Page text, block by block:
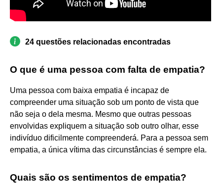
24 questões relacionadas encontradas
O que é uma pessoa com falta de empatia?
Uma pessoa com baixa empatia é incapaz de
compreender uma situação sob um ponto de vista que
não seja o dela mesma. Mesmo que outras pessoas
envolvidas expliquem a situação sob outro olhar, esse
indivíduo dificilmente compreenderá. Para a pessoa sem
empatia, a única vítima das circunstâncias é sempre ela.
Quais são os sentimentos de empatia?